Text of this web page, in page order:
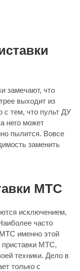
замечают, что
выходит из
с тем, что пульт ДУ
него может
пылится. Вовсе
заменить
МТС
исключением,
часто
именно этой
приставки МТС,
техники. Дело в
только с